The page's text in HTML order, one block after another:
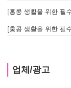
[홍콩 생활을 위한 필
[홍콩 생활을 위한 필
업체/광고